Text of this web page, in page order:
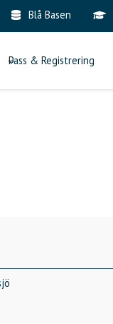
Blå Basen
Pass & Registrering